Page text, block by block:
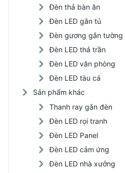
Đèn thả bàn ăn
Đèn LED gắn tủ
Đèn gương gắn tường
Đèn LED thả trần
Đèn LED văn phòng
Đèn LED tàu cá
Sản phẩm khác
Thanh ray gắn đèn
Đèn LED rọi tranh
Đèn LED Panel
Đèn LED cảm ứng
Đèn LED nhà xưởng